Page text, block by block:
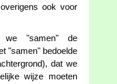
ook voor
we "samen" de
"samen" bedoelde
dat we
wijze moeten